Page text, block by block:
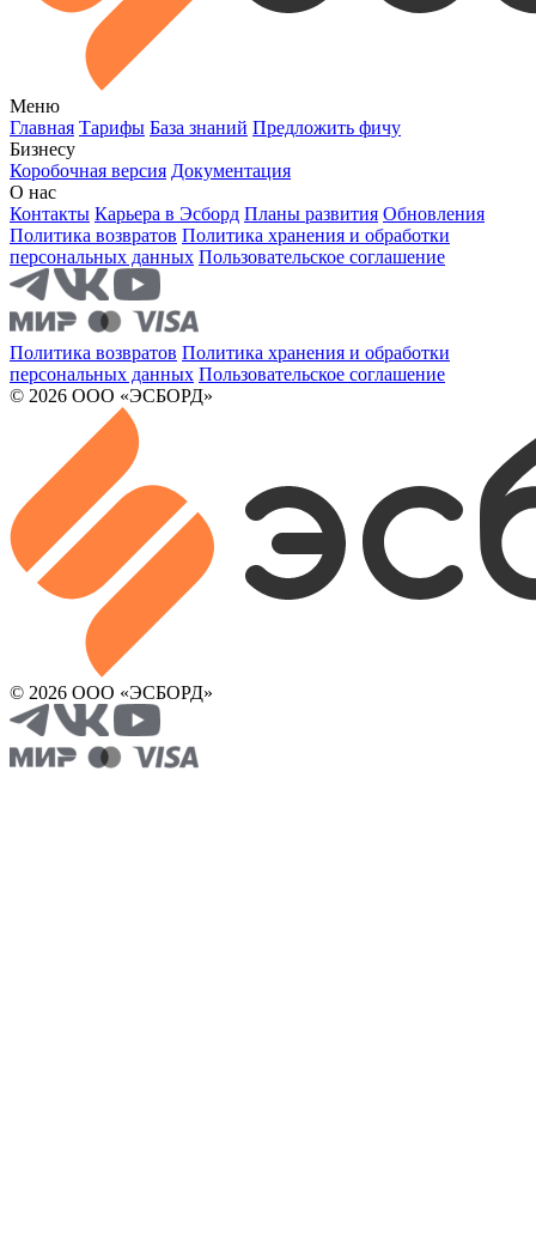
Меню
Главная Тарифы База знаний Предложить фичу
Бизнесу
Коробочная версия Документация
О нас
Контакты Карьера в Эсборд Планы развития Обновления
Политика возвратов Политика хранения и обработки
персональных данных Пользовательское соглашение
Политика возвратов Политика хранения и обработки
персональных данных Пользовательское соглашение
© 2026 ООО «ЭСБОРД»
© 2026 ООО «ЭСБОРД»